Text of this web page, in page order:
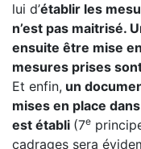
lui d’établir les
n’est pas maitrisé.
ensuite être mise
mesures prises
Et enfin, un
mises en place
est établi (7e
cadrages sera